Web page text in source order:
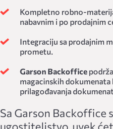
Kompletno robno-materijalno poslovanje po prosečnim
nabavnim i po prodajnim
Integraciju sa prodajnim mestima za ažurne informacije o
prometu.
Garson Backoffice
magacinskih
prilagođavanja
Sa Garson Backoffice softverom za